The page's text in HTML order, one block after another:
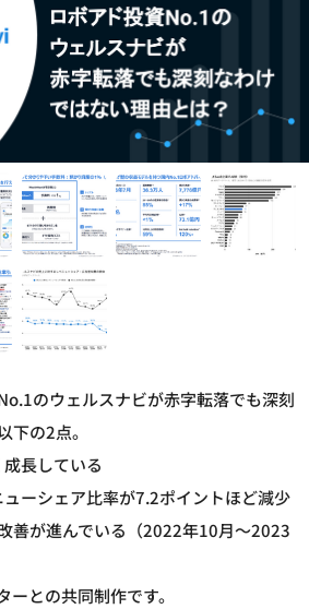
のウェルスナビが赤字転落でも深刻
下の2点。
長している
ーシェア比率が7.2ポイントほど減少
善が進んでいる（2022年10月～2023
ーとの共同制作です。